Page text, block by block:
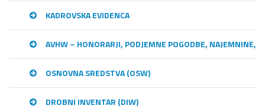
KADROVSKA EVIDENCA
AVHW – HONORARJI, PODJEMNE POGODBE, NAJEMNINE,…
OSNOVNA SREDSTVA (OSW)
DROBNI INVENTAR (DIW)